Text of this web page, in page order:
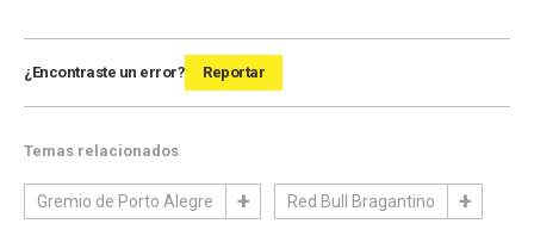
¿Encontraste un error? Reportar
Temas relacionados
Gremio de Porto Alegre Red Bull Bragantino